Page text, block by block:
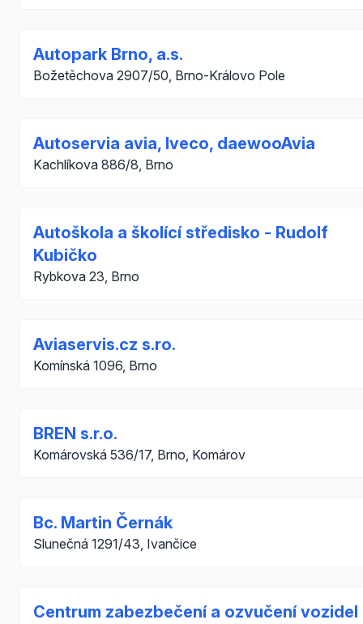
Autopark Brno, a.s.
Božetěchova 2907/50, Brno-Královo Pole
Autoservia avia, Iveco, daewooAvia
Kachlíkova 886/8, Brno
Autoškola a školící středisko - Rudolf
Kubičko
Rybkova 23, Brno
Aviaservis.cz s.ro.
Komínská 1096, Brno
BREN s.r.o.
Komárovská 536/17, Brno, Komárov
Bc. Martin Černák
Slunečná 1291/43, Ivančice
Centrum zabezbečení a ozvučení vozidel